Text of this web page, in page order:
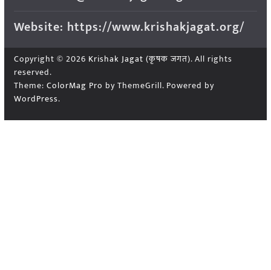
Website: https://www.krishakjagat.org/
Copyright © 2026 Krishak Jagat (कृषक जगत). All rights
reserved.
Theme: ColorMag Pro by ThemeGrill. Powered by
WordPress.